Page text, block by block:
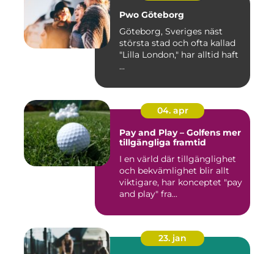
Pwo Göteborg
Göteborg, Sveriges näst
största stad och ofta kallad
"Lilla London," har alltid haft
...
04. apr
Pay and Play – Golfens mer
tillgängliga framtid
I en värld där tillgänglighet
och bekvämlighet blir allt
viktigare, har konceptet "pay
and play" fra...
23. jan